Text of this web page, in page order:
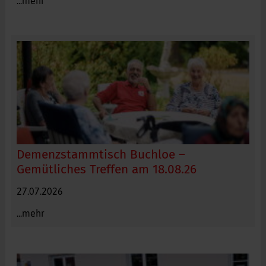
Demenzstammtisch Buchloe –
Gemütliches Treffen am 18.08.26
27.07.2026
...mehr